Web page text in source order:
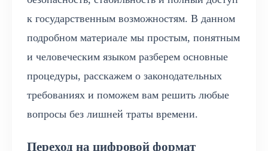
к государственным возможностям. В данном
подробном материале мы простым, понятным
и человеческим языком разберем основные
процедуры, расскажем о законодательных
требованиях и поможем вам решить любые
вопросы без лишней траты времени.
Переход на цифровой формат